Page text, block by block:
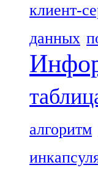
клиент-
данных
алгоритм